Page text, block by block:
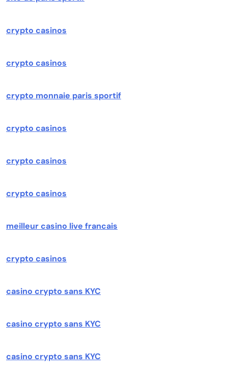
crypto casinos
crypto casinos
crypto monnaie paris sportif
crypto casinos
crypto casinos
crypto casinos
meilleur casino live francais
crypto casinos
casino crypto sans KYC
casino crypto sans KYC
casino crypto sans KYC